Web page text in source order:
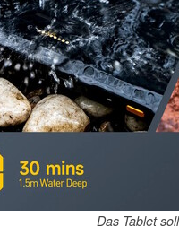
Das Tablet